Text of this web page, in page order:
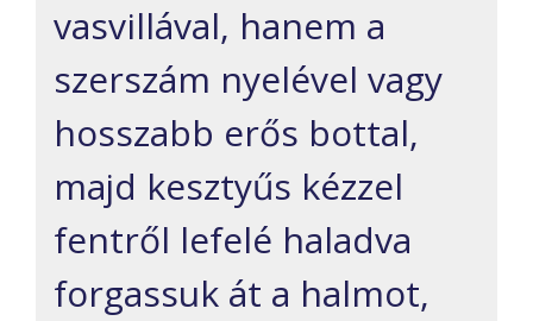
vasvillával, hanem a
szerszám nyelével vagy
hosszabb erős bottal,
majd kesztyűs kézzel
fentről lefelé haladva
forgassuk át a halmot,